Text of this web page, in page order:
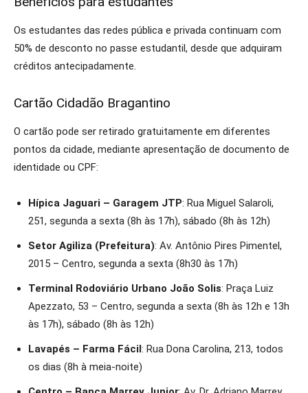
Os estudantes das redes pública e privada continuam com
50% de desconto no passe estudantil, desde que adquiram
créditos antecipadamente.
Cartão Cidadão Bragantino
O cartão pode ser retirado gratuitamente em diferentes
pontos da cidade, mediante apresentação de documento de
identidade ou CPF:
Hípica Jaguari – Garagem JTP: Rua Miguel Salaroli,
251, segunda a sexta (8h às 17h), sábado (8h às 12h)
Setor Agiliza (Prefeitura): Av. Antônio Pires Pimentel,
2015 – Centro, segunda a sexta (8h30 às 17h)
Terminal Rodoviário Urbano João Solis: Praça Luiz
Apezzato, 53 – Centro, segunda a sexta (8h às 12h e 13h
às 17h), sábado (8h às 12h)
Lavapés – Farma Fácil: Rua Dona Carolina, 213, todos
os dias (8h à meia-noite)